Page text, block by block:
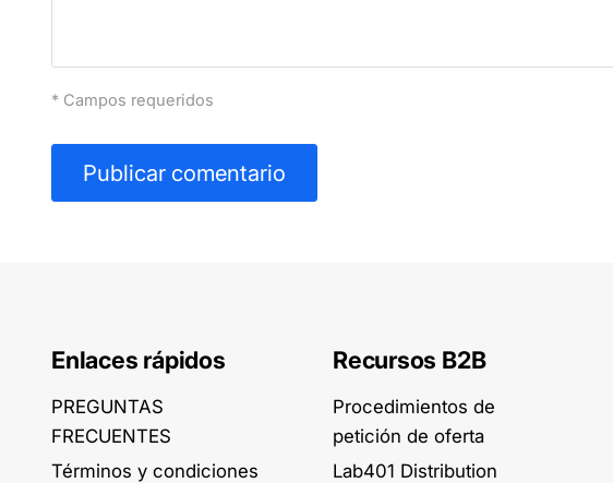
* Campos requeridos
Publicar comentario
Enlaces rápidos
PREGUNTAS
FRECUENTES
Términos y condiciones
Recursos B2B
Procedimientos de
petición de oferta
Lab401 Distribution